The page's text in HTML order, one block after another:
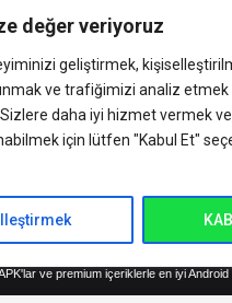
değer veriyoruz
geliştirmek,
ve trafiğimizi analiz etmek
Sizlere daha iyi hizmet vermek
için lütfen "Kabul Et"
FluenDay
uygulamadır.
HEMEN İNDIR
en güvenilir ve hızlı APK indirme
ve premium içeriklerle en iyi Android